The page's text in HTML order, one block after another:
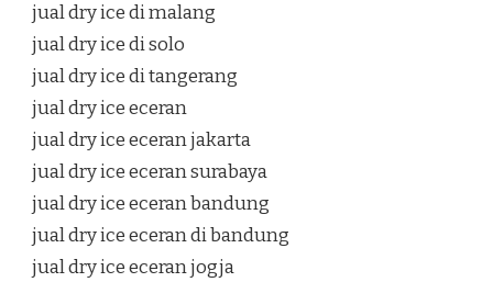
jual dry ice di malang
jual dry ice di solo
jual dry ice di tangerang
jual dry ice eceran
jual dry ice eceran jakarta
jual dry ice eceran surabaya
jual dry ice eceran bandung
jual dry ice eceran di bandung
jual dry ice eceran jogja